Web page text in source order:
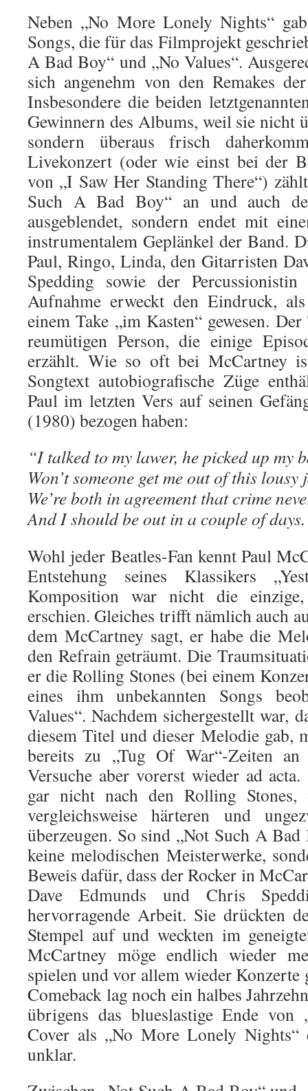
Neben „No More Lonely Nights“
Songs, die für das Filmprojekt
A Bad Boy“ und „No Values“.
sich angenehm von den Remakes
Insbesondere die beiden
Gewinnern des Albums, weil sie nicht
sondern überaus frisch
Livekonzert (oder wie einst bei der
von „I Saw Her Standing There“)
Such A Bad Boy“ an und auch
ausgeblendet, sondern endet mit
instrumentalem Geplänkel der Band.
Paul, Ringo, Linda, den Gitarristen
Spedding sowie der
Aufnahme erweckt den Eindruck,
einem Take „im Kasten“ gewesen.
reumütigen Person, die einige
erzählt. Wie so oft bei McCartney
Songtext autobiografische Züge
Paul im letzten Vers auf seinen
(1980) bezogen haben:
“I talked to my lawer, he picked up my
Won’t someone get me out of this lousy
We’re both in agreement that crime
And I should be out in a couple of
Wohl jeder Beatles-Fan kennt Paul
Entstehung seines Klassikers
Komposition war nicht die
erschien. Gleiches trifft nämlich auch
dem McCartney sagt, er habe die
den Refrain geträumt. Die
er die Rolling Stones (bei einem
eines ihm unbekannten Songs
Values“. Nachdem sichergestellt war,
diesem Titel und dieser Melodie gab,
bereits zu „Tug Of War“-Zeiten
Versuche aber vorerst wieder ad
gar nicht nach den Rolling
vergleichsweise härteren und
überzeugen. So sind „Not Such A
keine melodischen Meisterwerke,
Beweis dafür, dass der Rocker in
Dave Edmunds und Chris
hervorragende Arbeit. Sie drückten
Stempel auf und weckten im
McCartney möge endlich wieder
spielen und vor allem wieder Konzerte
Comeback lag noch ein halbes
übrigens das blueslastige Ende von
Cover als „No More Lonely
unklar.